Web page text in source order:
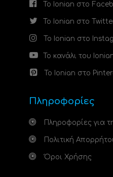
Το Ionian στο
Το Ionian στο
Το Ionian στο
Το κανάλι του
Το Ionian στο
Πληροφορίες
Πληροφορίες για
Πολιτική
Όροι Χρήσης